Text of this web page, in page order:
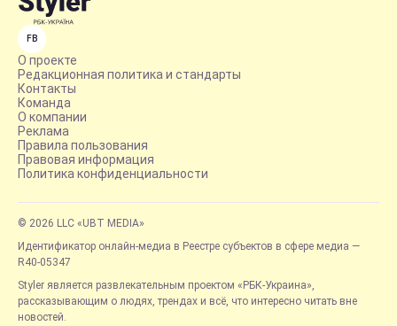
FB
О проекте
Редакционная политика и стандарты
Контакты
Команда
О компании
Реклама
Правила пользования
Правовая информация
Политика конфиденциальности
© 2026 LLC «UBT MEDIA»
Идентификатор онлайн-медиа в Реестре субъектов в сфере медиа —
R40-05347
Styler является развлекательным проектом «РБК-Украина»,
рассказывающим о людях, трендах и всё, что интересно читать вне
новостей.